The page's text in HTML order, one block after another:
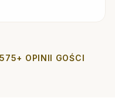
OPINII GOŚCI